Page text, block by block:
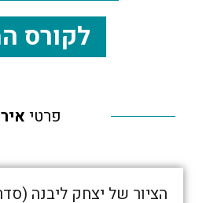
לקורס
פרטי
הציור של יצחק ליבנה